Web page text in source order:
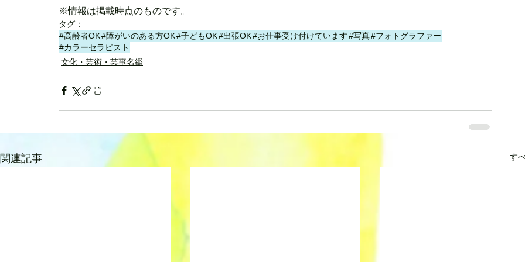
※情報は掲載時点のものです。
タグ：
#高齢者OK#障がいのある方OK#子どもOK#出張OK#お仕事受け付けています#写真#フォトグラファー
#カラーセラピスト
文化・芸術・芸事名鑑
関連記事 す